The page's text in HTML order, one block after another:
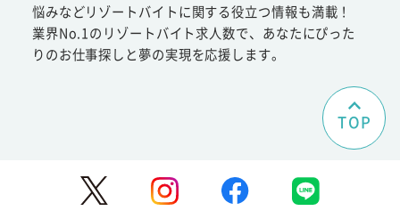
悩みなどリゾートバイトに関する役立つ情報も満載！
業界No.1のリゾートバイト求人数で、あなたにぴった
りのお仕事探しと夢の実現を応援します。
TOP